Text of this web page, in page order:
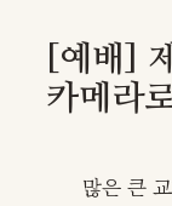
[예배]
카메라
많은 큰